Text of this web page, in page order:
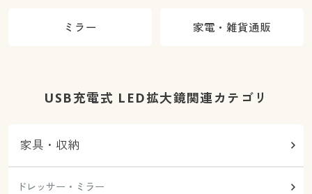
ミラー 家電・雑貨通販
USB充電式 LED拡大鏡関連カテゴリ
家具・収納
ドレッサー・ミラー